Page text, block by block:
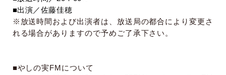
■出演／佐藤佳穂
※放送時間および出演者は、放送局の都合により変更さ
れる場合がありますので予めご了承下さい。
■やしの実 FM について